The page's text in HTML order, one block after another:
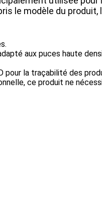
le modèle du produit,
aux puces haute
pour la traçabilité des
ce produit ne